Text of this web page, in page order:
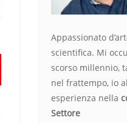
Appassionato
scientifica. Mi
scorso millennio,
nel frattempo, io
esperienza nella
Settore